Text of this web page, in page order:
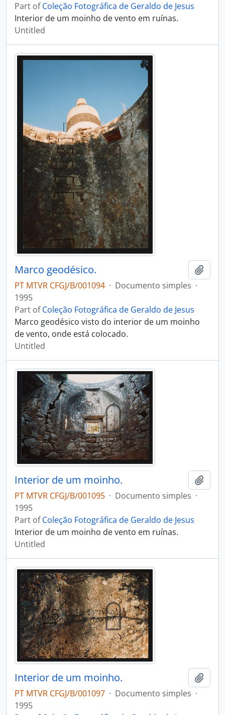
Part ofColeção Fotográfica de Geraldo de Jesus
Interior de um moinho de vento em ruínas.
Untitled
Marco geodésico.
PT MTVR CFGJ/B/001094 · Documento simples ·
1995
Part ofColeção Fotográfica de Geraldo de Jesus
Marco geodésico visto do interior de um moinho
de vento, onde está colocado.
Untitled
Interior de um moinho.
PT MTVR CFGJ/B/001095 · Documento simples ·
1995
Part ofColeção Fotográfica de Geraldo de Jesus
Interior de um moinho de vento em ruínas.
Untitled
Interior de um moinho.
PT MTVR CFGJ/B/001097 · Documento simples ·
1995